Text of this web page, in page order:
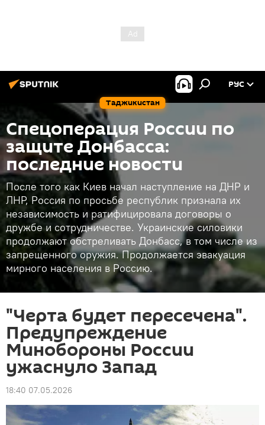
Таджикистан
РУС
Спецоперация России по
защите Донбасса:
последние новости
После того как Киев начал наступление на ДНР и
ЛНР, Россия по просьбе республик признала их
независимость и ратифицировала договоры о
дружбе и сотрудничестве. Украинские силовики
продолжают обстреливать Донбасс, в том числе из
запрещенного оружия. Продолжается эвакуация
мирного населения в Россию.
"Черта будет пересечена".
Предупреждение
Минобороны России
ужаснуло Запад
18:40 07.05.2026